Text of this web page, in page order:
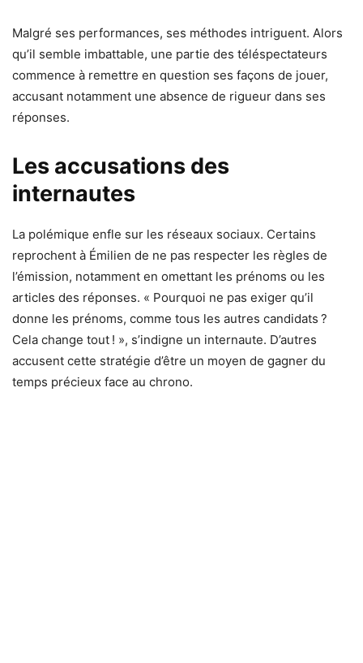
Malgré ses performances, ses méthodes intriguent. Alors
qu’il semble imbattable, une partie des téléspectateurs
commence à remettre en question ses façons de jouer,
accusant notamment une absence de rigueur dans ses
réponses.
Les accusations des
internautes
La polémique enfle sur les réseaux sociaux. Certains
reprochent à Émilien de ne pas respecter les règles de
l’émission, notamment en omettant les prénoms ou les
articles des réponses. « Pourquoi ne pas exiger qu’il
donne les prénoms, comme tous les autres candidats ?
Cela change tout ! », s’indigne un internaute. D’autres
accusent cette stratégie d’être un moyen de gagner du
temps précieux face au chrono.